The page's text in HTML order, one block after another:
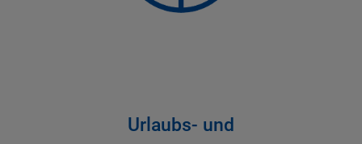
Urlaubs- und